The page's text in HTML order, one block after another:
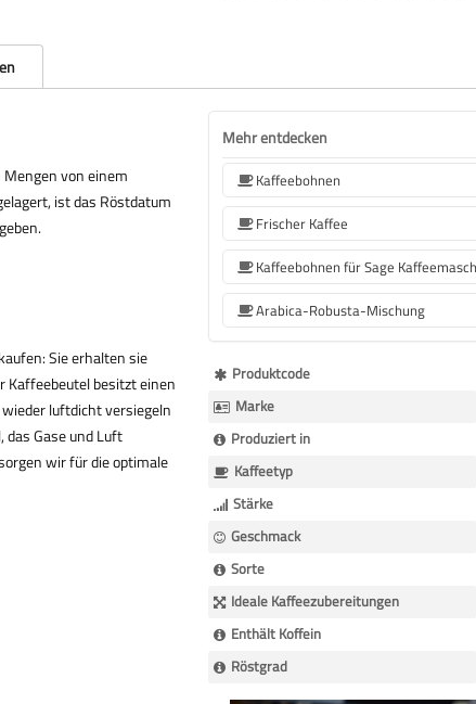
Mengen von einem
ist das Röstdatum
Sie erhalten sie
Kaffeebeutel besitzt einen
luftdicht versiegeln
das Gase und Luft
wir für die optimale
Mehr entdecken
Kaffeebohnen
Frischer Kaffee
Arabica-Robusta-Mischung
Mehr
Informationen
Produktcode
Marke
Produziert in
Kaffeetyp
Stärke
Geschmack
Sorte
Ideale Kaffeezubereitungen
Enthält Koffein
Röstgrad